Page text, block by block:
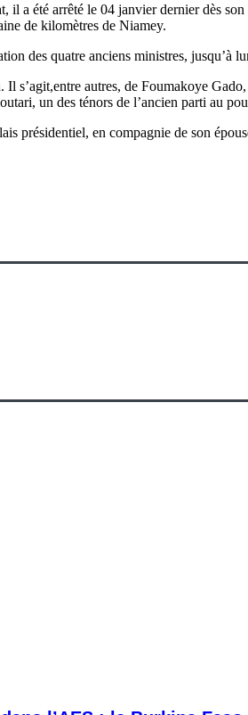
a été arrêté le 04 janvier dernier dès
de kilomètres de Niamey.
des quatre anciens ministres, jusqu’à
Il s’agit,entre autres, de Foumakoye
un des ténors de l’ancien parti au
présidentiel, en compagnie de son